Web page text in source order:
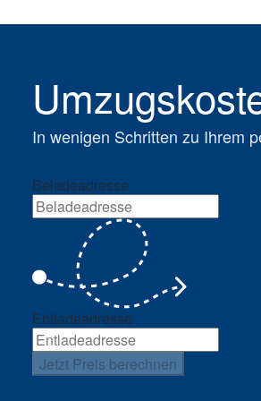
In wenigen Schritten zu Ihrem
Beladeadresse
Entladeadresse
Jetzt Preis berechnen